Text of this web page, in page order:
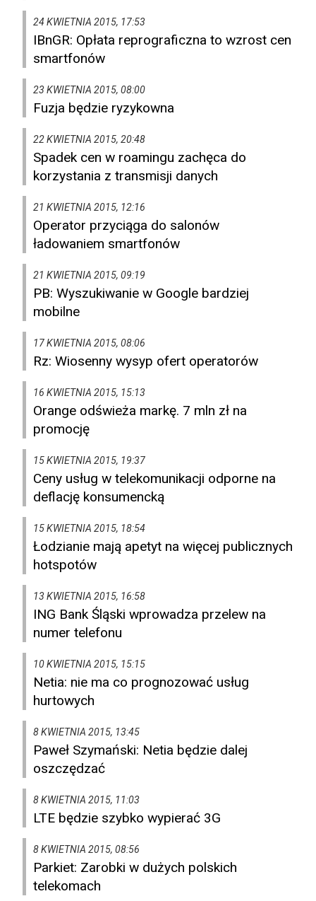
24 KWIETNIA 2015, 17:53
IBnGR: Opłata reprograficzna to wzrost cen
smartfonów
23 KWIETNIA 2015, 08:00
Fuzja będzie ryzykowna
22 KWIETNIA 2015, 20:48
Spadek cen w roamingu zachęca do
korzystania z transmisji danych
21 KWIETNIA 2015, 12:16
Operator przyciąga do salonów
ładowaniem smartfonów
21 KWIETNIA 2015, 09:19
PB: Wyszukiwanie w Google bardziej
mobilne
17 KWIETNIA 2015, 08:06
Rz: Wiosenny wysyp ofert operatorów
16 KWIETNIA 2015, 15:13
Orange odświeża markę. 7 mln zł na
promocję
15 KWIETNIA 2015, 19:37
Ceny usług w telekomunikacji odporne na
deflację konsumencką
15 KWIETNIA 2015, 18:54
Łodzianie mają apetyt na więcej publicznych
hotspotów
13 KWIETNIA 2015, 16:58
ING Bank Śląski wprowadza przelew na
numer telefonu
10 KWIETNIA 2015, 15:15
Netia: nie ma co prognozować usług
hurtowych
8 KWIETNIA 2015, 13:45
Paweł Szymański: Netia będzie dalej
oszczędzać
8 KWIETNIA 2015, 11:03
LTE będzie szybko wypierać 3G
8 KWIETNIA 2015, 08:56
Parkiet: Zarobki w dużych polskich
telekomach